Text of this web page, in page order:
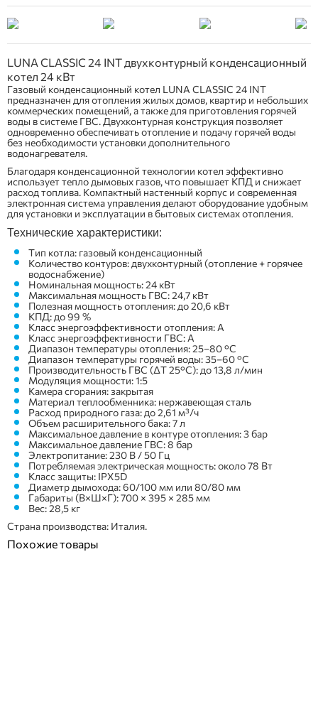
LUNA CLASSIC 24 INT двухконтурный конденсационный
котел 24 кВт
Газовый конденсационный котел LUNA CLASSIC 24 INT
предназначен для отопления жилых домов, квартир и небольших
коммерческих помещений, а также для приготовления горячей
воды в системе ГВС. Двухконтурная конструкция позволяет
одновременно обеспечивать отопление и подачу горячей воды
без необходимости установки дополнительного
водонагревателя.
Благодаря конденсационной технологии котел эффективно
использует тепло дымовых газов, что повышает КПД и снижает
расход топлива. Компактный настенный корпус и современная
электронная система управления делают оборудование удобным
для установки и эксплуатации в бытовых системах отопления.
Технические характеристики:
Тип котла: газовый конденсационный
Количество контуров: двухконтурный (отопление + горячее
водоснабжение)
Номинальная мощность: 24 кВт
Максимальная мощность ГВС: 24,7 кВт
Полезная мощность отопления: до 20,6 кВт
КПД: до 99 %
Класс энергоэффективности отопления: A
Класс энергоэффективности ГВС: A
Диапазон температуры отопления: 25–80 °C
Диапазон температуры горячей воды: 35–60 °C
Производительность ГВС (ΔT 25°C): до 13,8 л/мин
Модуляция мощности: 1:5
Камера сгорания: закрытая
Материал теплообменника: нержавеющая сталь
Расход природного газа: до 2,61 м³/ч
Объем расширительного бака: 7 л
Максимальное давление в контуре отопления: 3 бар
Максимальное давление ГВС: 8 бар
Электропитание: 230 В / 50 Гц
Потребляемая электрическая мощность: около 78 Вт
Класс защиты: IPX5D
Диаметр дымохода: 60/100 мм или 80/80 мм
Габариты (В×Ш×Г): 700 × 395 × 285 мм
Вес: 28,5 кг
Страна производства: Италия.
Похожие товары